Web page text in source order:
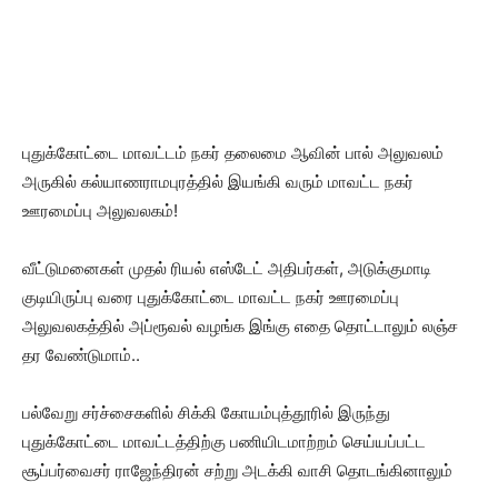
புதுக்கோட்டை மாவட்டம் நகர் தலைமை ஆவின் பால் அலுவலம்
அருகில் கல்யாணராமபுரத்தில் இயங்கி வரும் மாவட்ட நகர்
ஊரமைப்பு அலுவலகம்!
வீட்டுமனைகள் முதல் ரியல் எஸ்டேட் அதிபர்கள், அடுக்குமாடி
குடியிருப்பு வரை புதுக்கோட்டை மாவட்ட நகர் ஊரமைப்பு
அலுவலகத்தில் அப்ரூவல் வழங்க இங்கு எதை தொட்டாலும் லஞ்ச
தர வேண்டுமாம்..
பல்வேறு சர்ச்சைகளில் சிக்கி கோயம்புத்தூரில் இருந்து
புதுக்கோட்டை மாவட்டத்திற்கு பணியிடமாற்றம் செய்யப்பட்ட
சூப்பர்வைசர் ராஜேந்திரன் சற்று அடக்கி வாசி தொடங்கினாலும்